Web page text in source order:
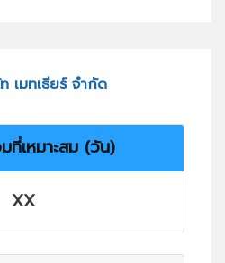
เมทเธียร์ จำกัด
ที่เหมาะสม (วัน)
XX